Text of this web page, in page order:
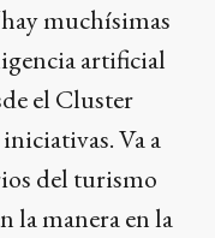
muchísimas
artificial
el Cluster
Va a
del turismo
la manera en la